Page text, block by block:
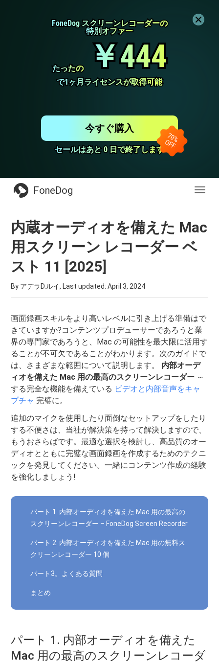
FoneDog スクリーンレコーダーの
FoneDog スクリーンレコーダーの
特別オファー
特別オファー
たったの
たったの ￥444
￥444
で1ヶ月ライセンスが取得可能
で1ヶ月ライセンスが取得可能
セールはあと 0 日で終了します
セールはあと 0 日で終了します
今すぐ購入
FoneDog
内蔵オーディオを備えた Mac
用スクリーン レコーダー ベ
スト 11 [2025]
By アデラD.ルイ, Last updated:April 3, 2024
画面録画スキルをより高いレベルに引き上げる準備はで
きていますか?コンテンツプロデューサーであろうと業
界の専門家であろうと、Mac の可能性を最大限に活用す
ることが不可欠であることがわかります。次のガイドで
は、さまざまな範囲について説明します。 内部オーデ
ィオを備えた Mac 用の最高のスクリーンレコーダー ～
する完全な機能を備えている ビデオと内部音声をキャ
プチャ 完璧に。
追加のマイクを使用したり面倒なセットアップをしたり
する不便さは、当社が解決策を持って解決しますので、
もうおさらばです。最適な選択を検討し、高品質のオー
ディオとともに完璧な画面録画を作成するためのテクニ
ックを発見してください。一緒にコンテンツ作成の経験
を強化しましょう!
パート 1. 内部オーディオを備えた Mac 用の最高の
スクリーンレコーダー – FoneDog Screen Recorder
パート 2. 内部オーディオを備えた Mac 用の無料ス
クリーンレコーダー 10 個
パート3。よくある質問
まとめ
パート 1. 内部オーディオを備えた
Mac 用の最高のスクリーンレコーダ